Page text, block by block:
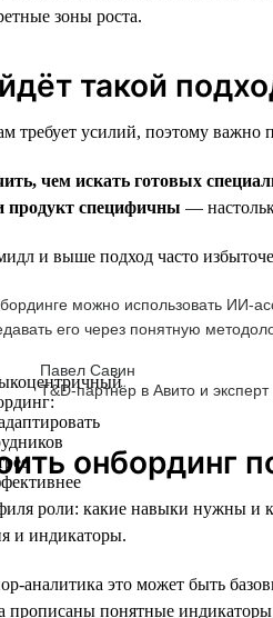
зоны роста.
такой
требует усилий, поэтому важно
чем искать готовых
продукт специфичны —
и выше подход часто
можно использовать ИИ-
его через понятную
Павел Савин
T&D-партнёр в Авито и
онбординг
роли: какие навыки нужны и
и индикаторы.
аналитика это может быть
прописаны понятные индикаторы